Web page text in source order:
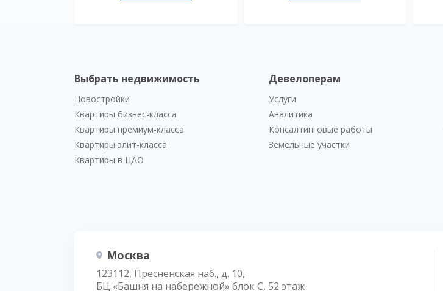
Выбрать недвижимость
Новостройки
Квартиры бизнес-класса
Квартиры премиум-класса
Квартиры элит-класса
Квартиры в ЦАО
Девелоперам
Услуги
Аналитика
Консалтинговые работы
Земельные участки
Москва
123112, Пресненская наб., д. 10,
БЦ «Башня на набережной» блок С, 52 этаж